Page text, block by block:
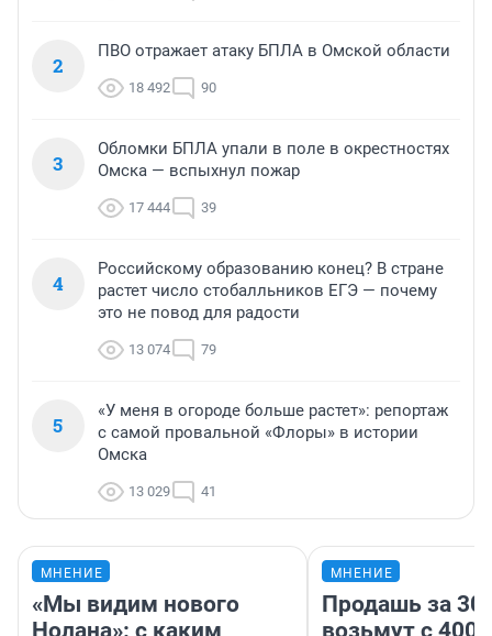
2
ПВО отражает атаку БПЛА в Омской области
18 492 90
3
Обломки БПЛА упали в поле в окрестностях
Омска — вспыхнул пожар
17 444 39
4
Российскому образованию конец? В стране
растет число стобалльников ЕГЭ — почему
это не повод для радости
13 074 79
5
«У меня в огороде больше растет»: репортаж
с самой провальной «Флоры» в истории
Омска
13 029 41
МНЕНИЕ
«Мы видим нового
Нолана»: с каким
МНЕНИЕ
Продашь за
возьмут с